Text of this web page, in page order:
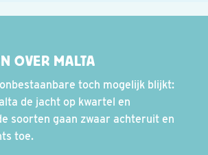
OVER MALTA
toch mogelijk blijkt:
de jacht op kwartel en
soorten gaan zwaar achteruit en
toe.